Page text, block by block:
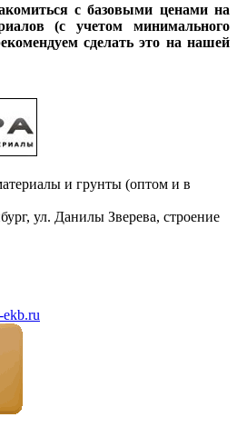
с базовыми ценами на
(с учетом минимального
сделать это на нашей
и грунты (оптом и в
ул. Данилы Зверева, строение